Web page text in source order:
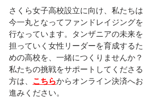
さくら女子高校設立に向け、私たちは
今一丸となってファンドレイジングを
行なっています。タンザニアの未来を
担っていく女性リーダーを育成するた
めの高校を、一緒につくりませんか？
私たちの挑戦をサポートしてくださる
方は、 こちらからオンライン決済へお
進みください。